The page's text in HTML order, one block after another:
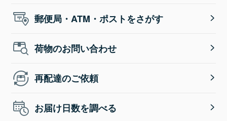
郵便局・ATM・ポストをさがす
荷物のお問い合わせ
再配達のご依頼
お届け日数を調べる